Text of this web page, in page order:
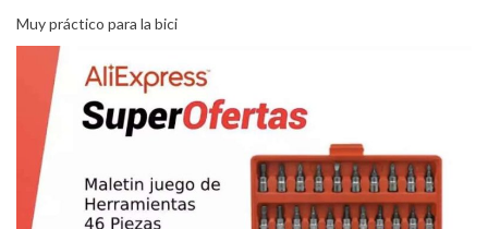
Muy práctico para la bici